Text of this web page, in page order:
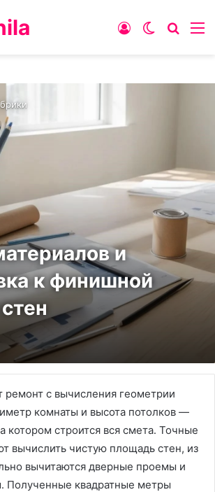
Switch skin
Войти
и
к финишной
ремонт с вычисления геометрии
комнаты и высота потолков —
котором строится вся смета․ Точные
вычислить чистую площадь стен, из
вычитаются дверные проемы и
Полученные квадратные метры